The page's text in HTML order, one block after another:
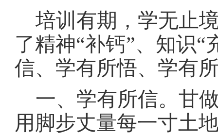
培训有期，学无止
了精神“补钙”、知识“
信、学有所悟、学有
一、学有所信。甘
用脚步丈量每一寸土